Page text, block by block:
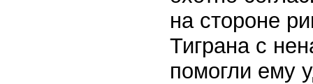
на стороне
Тиграна с
помогли ему